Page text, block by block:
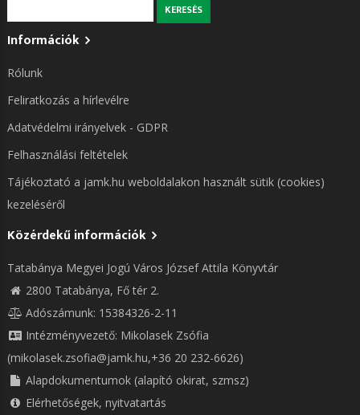
Információk
Rólunk
Feliratkozás a hírlevélre
Adatvédelmi irányelvek - GDPR
Felhasználási feltételek
Tájékoztató a jamk.hu weboldalakon használt sütik (cookies)
kezeléséről
Közérdekű információk
Tatabánya Megyei Jogú Város József Attila Könyvtár
2800 Tatabánya, Fő tér 2.
Adószámunk: 15384326-2-11
Intézményvezető: Mikolasek Zsófia
(mikolasek.zsofia@jamk.hu,+36 20 232-6626)
Alapdokumentumok (alapító okirat, szmsz)
Elérhetőségek, nyitvatartás